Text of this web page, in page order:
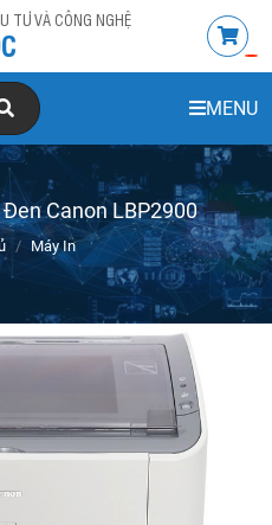
TƯ VÀ CÔNG NGHỆ
MENU
Canon LBP2900
Máy In